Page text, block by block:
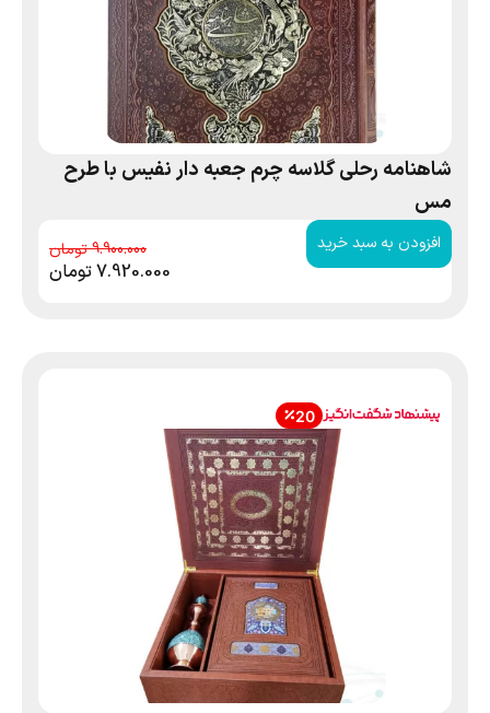
شاهنامه رحلی گلاسه چرم جعبه دار نفیس با طرح
مس
افزودن به سبد خرید 9.900.000
7.920.000تومان
20